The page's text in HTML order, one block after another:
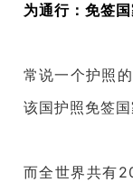
为通行：免签
常说一个护照
该国护照免签国
而全世界共有